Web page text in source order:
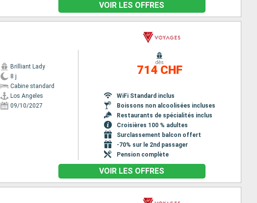
VOIR LES OFFRES
Brilliant Lady
8 j
Cabine standard
Los Angeles
09/10/2027
dès
714 CHF
WiFi Standard inclus
Boissons non alcoolisées incluses
Restaurants de spécialités inclus
Croisières 100 % adultes
Surclassement balcon offert
-70% sur le 2nd passager
Pension complète
VOIR LES OFFRES